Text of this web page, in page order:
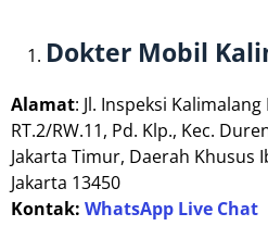
Dokter Mobil
Alamat: Jl. Inspeksi Kalimalang
RT.2/RW.11, Pd. Klp., Kec.
Jakarta Timur, Daerah Khusus
Jakarta 13450
Kontak: WhatsApp Live Chat